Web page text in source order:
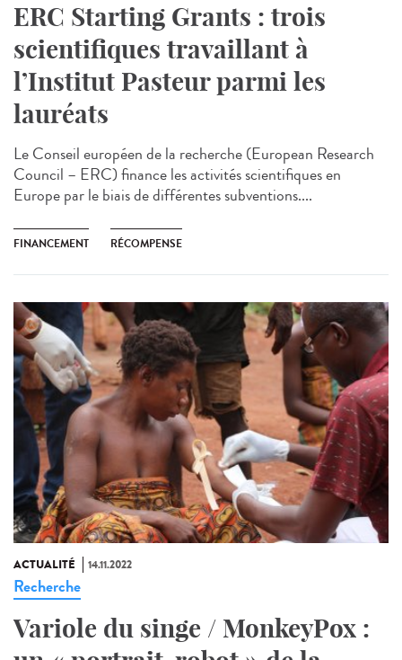
ERC Starting Grants : trois
scientifiques travaillant à
l’Institut Pasteur parmi les
lauréats
Le Conseil européen de la recherche (European Research
Council – ERC) finance les activités scientifiques en
Europe par le biais de différentes subventions....
FINANCEMENT RÉCOMPENSE
ACTUALITÉ 14.11.2022
Recherche
Variole du singe / MonkeyPox :